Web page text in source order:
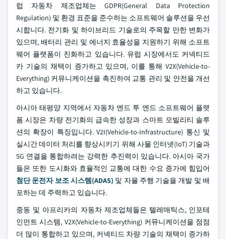
럽 자동차 제조업체는 GDPR(General Data Protection
Regulation) 및 환경 표준을 준수하는 소프트웨어 솔루션을 우선
시합니다. 전기화 및 하이브리드 기술로의 주목할 만한 변화가
있으며, 배터리 관리 및 에너지 효율성을 지원하기 위해 소프트
웨어 플랫폼이 진화하고 있습니다. 유럽 시장에서도 커넥티드
카 기술의 채택이 증가하고 있으며, 이를 통해 V2X(Vehicle-to-
Everything) 커뮤니케이션을 촉진하여 교통 관리 및 안전을 개선
하고 있습니다.
아시아 태평양 지역에서 자동차 엔드 투 엔드 소프트웨어 플랫
폼 시장은 차량 전기화의 급속한 성장과 스마트 모빌리티 솔루
션의 확장이 특징입니다. V2I(Vehicle-to-Infrastructure) 통신 및
실시간 데이터 처리를 향상시키기 위해 사물 인터넷(IoT) 기술과
5G 연결을 통합하려는 강력한 추진력이 있습니다. 아시아 국가
들은 또한 도시화와 효율적인 교통에 대한 수요 증가에 힘입어
첨단 운전자 보조 시스템(ADAS) 및 자율 주행 기술을 개발 및 배
포하는 데 주력하고 있습니다.
중동 및 아프리카의 자동차 제조업체들은 텔레매틱스, 인포테
인먼트 시스템, V2X(Vehicle-to-Everything) 커뮤니케이션을 점점
더 많이 통합하고 있으며, 커넥티드 차량 기술의 채택이 증가하